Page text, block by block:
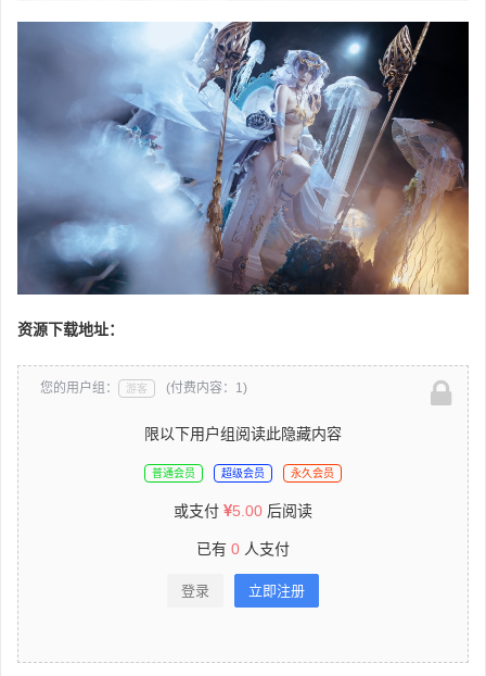
资源下载地址：
您的用户组： 游客 (付费内容：1)
限以下用户组阅读此隐藏内容
普通会员 超级会员 永久会员
或支付 5.00 后阅读
已有 0 人支付
登录 立即注册